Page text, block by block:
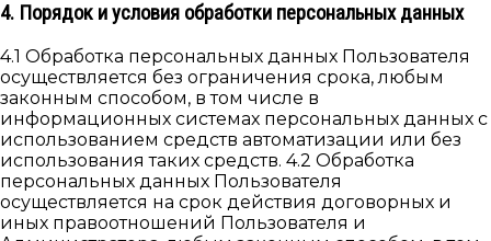
4. Порядок и условия обработки персональных данных
4.1 Обработка персональных данных Пользователя
осуществляется без ограничения срока, любым
законным способом, в том числе в
информационных системах персональных данных с
использованием средств автоматизации или без
использования таких средств. 4.2 Обработка
персональных данных Пользователя
осуществляется на срок действия договорных и
иных правоотношений Пользователя и